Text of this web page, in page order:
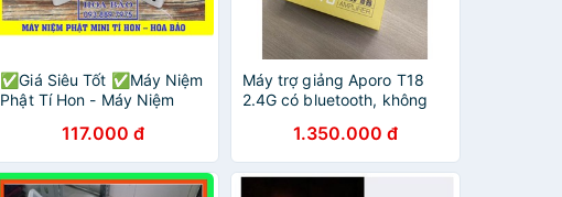
✅Giá Siêu Tốt ✅Máy Niệm
Phật Tí Hon - Máy Niệm
117.000 đ
Máy trợ giảng Aporo T18
2.4G có bluetooth, không
Nhập khẩu Chính Hãng
1.350.000 đ